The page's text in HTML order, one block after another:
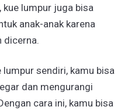
kue lumpur juga bisa
anak-anak karena
dicerna.
sendiri, kamu bisa
dan mengurangi
cara ini, kamu bisa